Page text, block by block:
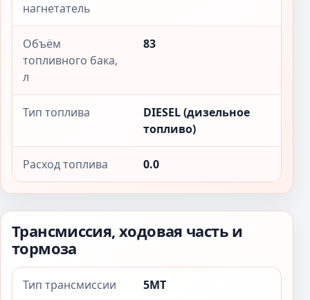
нагнетатель
Объём
топливного бака,
л
83
Тип топлива
DIESEL (дизельное
топливо)
Расход топлива 0.0
Трансмиссия, ходовая часть и
тормоза
Тип трансмиссии 5MT